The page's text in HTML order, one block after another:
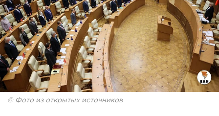
© Фото из открытых источников